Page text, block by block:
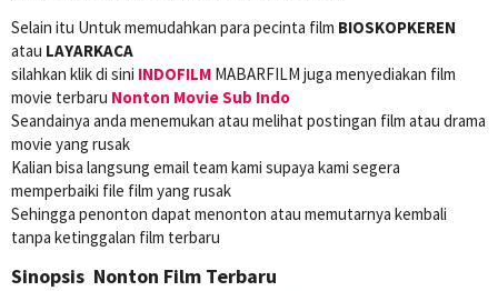
Selain itu Untuk memudahkan para pecinta film BIOSKOPKEREN
atau LAYARKACA
silahkan klik di sini INDOFILM MABARFILM juga menyediakan film
movie terbaru Nonton Movie Sub Indo
Seandainya anda menemukan atau melihat postingan film atau drama
movie yang rusak
Kalian bisa langsung email team kami supaya kami segera
memperbaiki file film yang rusak
Sehingga penonton dapat menonton atau memutarnya kembali
tanpa ketinggalan film terbaru
Sinopsis Nonton Film Terbaru